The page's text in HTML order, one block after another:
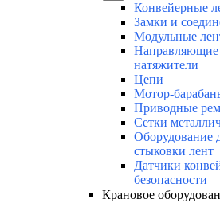
Конвейерные
Замки и
Модульные
Направляющие
натяжители
Цепи
Мотор-
Приводные
Сетки
Оборудование
стыковки лент
Датчики
безопасности
Крановое